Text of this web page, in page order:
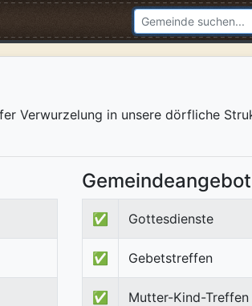
Verwurzelung in unsere dörfliche
Gemeindeangebot
✅ Gottesdienste
✅ Gebetstreffen
✅ Mutter-Kind-Treffen